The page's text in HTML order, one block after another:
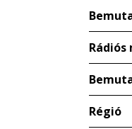
Régió